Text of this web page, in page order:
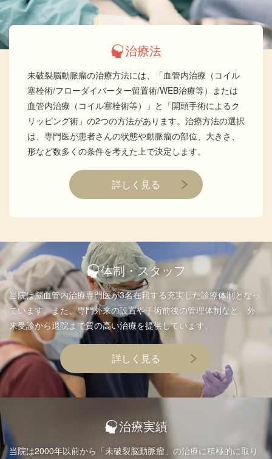
治療法
未破裂脳動脈瘤の治療方法には、「血管内治療（コイル
塞栓術/フローダイバーター留置術/WEB治療等）または
血管内治療（コイル塞栓術等）」と「開頭手術によるク
リッピング術」の2つの方法があります。治療方法の選択
は、専門医が患者さんの状態や動脈瘤の部位、大きさ、
形など数多くの条件を考えた上で決定します。
詳しく見る
体制・スタッフ
当院は脳血管内治療専門医が3名在籍する充実した診療体制となっ
ています。また、専門外来の設置や手術前後の管理体制など、外
来受診から退院まで質の高い治療を提供しています。
詳しく見る
治療実績
当院は2000年以前から「未破裂脳動脈瘤」の治療に積極的に取り